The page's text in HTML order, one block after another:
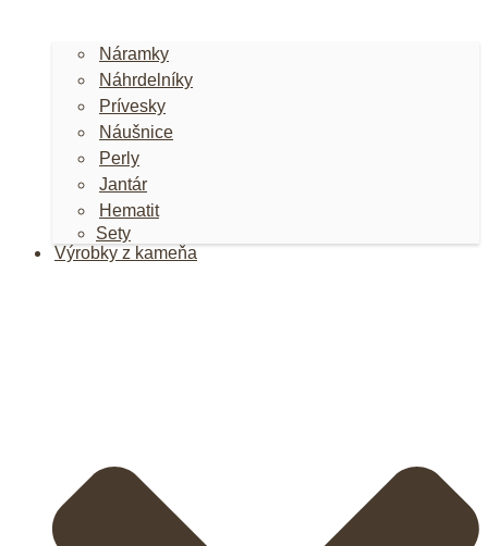
Náramky
Náhrdelníky
Prívesky
Náušnice
Perly
Jantár
Hematit
Sety
Výrobky z kameňa